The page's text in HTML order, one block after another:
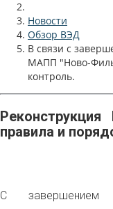
Новости
Обзор ВЭД
В связи с
МАПП "Ново-
контроль.
правила и
С завершением